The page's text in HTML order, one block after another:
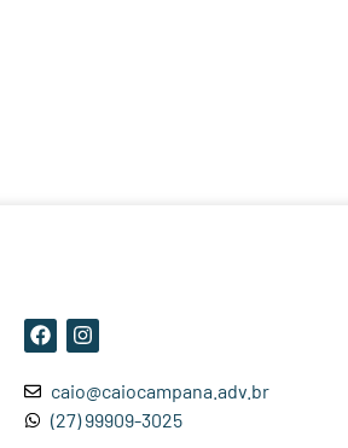
caio@caiocampana.adv.br
(27) 99909-3025